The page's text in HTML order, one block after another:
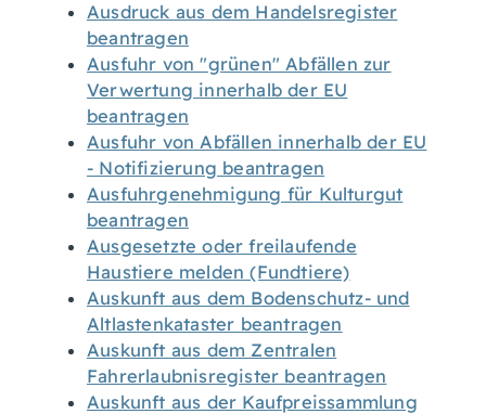
Ausdruck aus dem Handelsregister
beantragen
Ausfuhr von "grünen" Abfällen zur
Verwertung innerhalb der EU
beantragen
Ausfuhr von Abfällen innerhalb der EU
- Notifizierung beantragen
Ausfuhrgenehmigung für Kulturgut
beantragen
Ausgesetzte oder freilaufende
Haustiere melden (Fundtiere)
Auskunft aus dem Bodenschutz- und
Altlastenkataster beantragen
Auskunft aus dem Zentralen
Fahrerlaubnisregister beantragen
Auskunft aus der Kaufpreissammlung